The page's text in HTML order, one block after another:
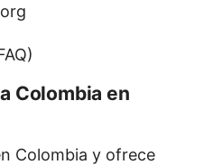
Colombia en
Colombia y ofrece